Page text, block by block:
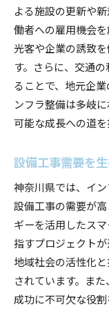
よる施設の更新や
働者への雇用機会
光客や企業の誘致
す。さらに、交通
ることで、地元企
ンフラ整備は多岐
可能な成長への道を
設備工事需要を
神奈川県では、イ
設備工事の需要が
ギーを活用したス
指すプロジェクトが
地域社会の活性化
されています。ま
成功に不可欠な役